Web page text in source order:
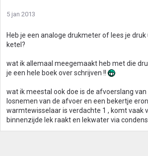
5 jan 2013
Heb je een analoge drukmeter of lees je druk
ketel?
wat ik allemaal meegemaakt heb met die
je een hele boek over schrijven !!
wat ik meestal ook doe is de afvoerslang
losnemen van de afvoer en een bekertje
warmtewisselaar is verdachte 1 , komt vaak
binnenzijde lek raakt en lekwater via